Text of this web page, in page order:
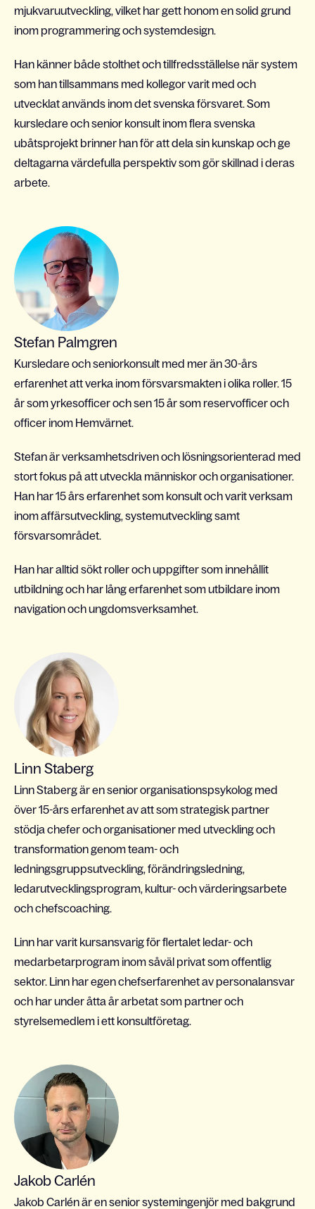
mjukvaruutveckling, vilket har gett honom en solid grund
inom programmering och systemdesign.
Han känner både stolthet och tillfredsställelse när system
som han tillsammans med kollegor varit med och
utvecklat används inom det svenska försvaret. Som
kursledare och senior konsult inom flera svenska
ubåtsprojekt brinner han för att dela sin kunskap och ge
deltagarna värdefulla perspektiv som gör skillnad i deras
arbete.
Stefan Palmgren
Kursledare och seniorkonsult med mer än 30-års
erfarenhet att verka inom försvarsmakten i olika roller. 15
år som yrkesofficer och sen 15 år som reservofficer och
officer inom Hemvärnet.
Stefan är verksamhetsdriven och lösningsorienterad med
stort fokus på att utveckla människor och organisationer.
Han har 15 års erfarenhet som konsult och varit verksam
inom affärsutveckling, systemutveckling samt
försvarsområdet.
Han har alltid sökt roller och uppgifter som innehållit
utbildning och har lång erfarenhet som utbildare inom
navigation och ungdomsverksamhet.
Linn Staberg
Linn Staberg är en senior organisationspsykolog med
över 15-års erfarenhet av att som strategisk partner
stödja chefer och organisationer med utveckling och
transformation genom team- och
ledningsgruppsutveckling, förändringsledning,
ledarutvecklingsprogram, kultur- och värderingsarbete
och chefscoaching.
Linn har varit kursansvarig för flertalet ledar- och
medarbetarprogram inom såväl privat som offentlig
sektor. Linn har egen chefserfarenhet av personalansvar
och har under åtta år arbetat som partner och
styrelsemedlem i ett konsultföretag.
Jakob Carlén
Jakob Carlén är en senior systemingenjör med bakgrund